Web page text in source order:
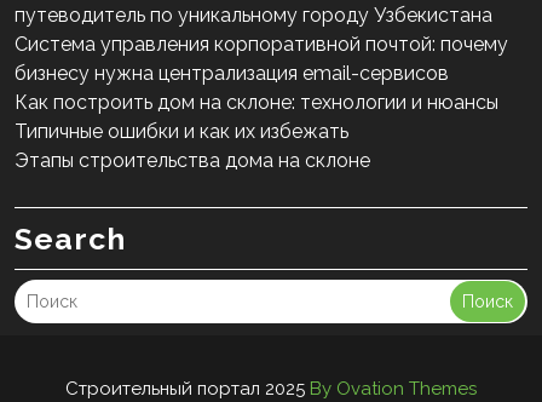
путеводитель по уникальному городу Узбекистана
Система управления корпоративной почтой: почему
бизнесу нужна централизация email-сервисов
Как построить дом на склоне: технологии и нюансы
Типичные ошибки и как их избежать
Этапы строительства дома на склоне
Search
Поиск
Строительный портал 2025 By Ovation Themes